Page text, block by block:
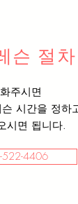
슨 절차
주시면
시간을 정하
시면 됩니다.
522-4406